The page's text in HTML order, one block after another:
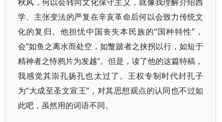
学、主张变法的严复在辛亥革命后何以会致力传统文
化的复归。他担忧中国丧失本民族的“国种特性”，
会“如鱼之离水而处空，如蹩跛者之挟拐以行，如短于
精神者之恃鸦片为发越”。但是，读了他的这篇特稿，
我感觉其崇孔扬孔也太过了。王权专制时代封孔子
为“大成至圣文宣王”，对其思想观点的认同也不过如
此吧，虽然用的词语不同。